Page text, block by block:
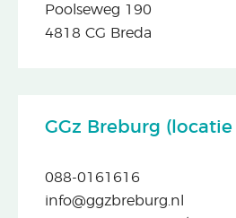
Poolseweg 190
4818 CG Breda
GGz Breburg
088-0161616
info@ggzbreburg.nl